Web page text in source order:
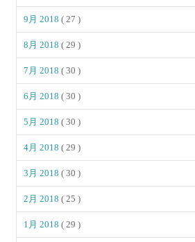
9月 2018( 27 )
8月 2018( 29 )
7月 2018( 30 )
6月 2018( 30 )
5月 2018( 30 )
4月 2018( 29 )
3月 2018( 30 )
2月 2018( 25 )
1月 2018( 29 )